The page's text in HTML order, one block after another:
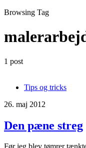
Browsing Tag
1 post
Tips og tricks
26. maj 2012
Den pæne streg